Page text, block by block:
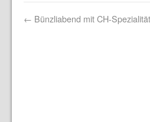
← Bünzliabend mit CH-